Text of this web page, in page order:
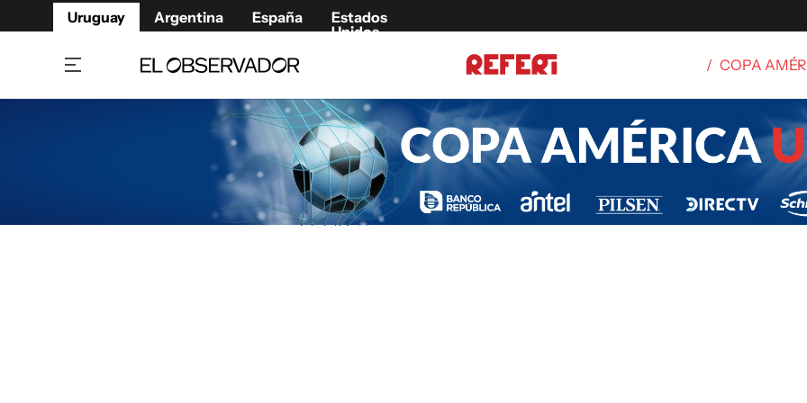
Uruguay Argentina España
Estados
Unidos
Resultados Deportivos
Juegos Olímpicos
Rugby
Básquetbol
Tenis
Running
/ COPA